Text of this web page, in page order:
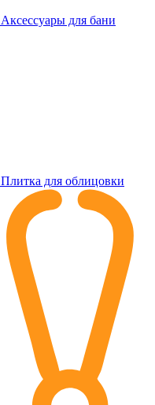
Аксессуары для бани
Плитка для облицовки